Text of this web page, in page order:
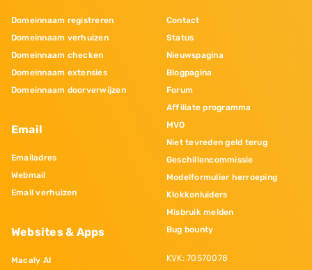
Domeinnaam registreren
Domeinnaam verhuizen
Domeinnaam checken
Domeinnaam extensies
Domeinnaam doorverwijzen
Email
Emailadres
Webmail
Email verhuizen
Websites & Apps
Macaly AI
Contact
Status
Nieuwspagina
Blogpagina
Forum
Affiliate programma
MVO
Niet tevreden geld terug
Geschillencommissie
Modelformulier herroeping
Klokkenluiders
Misbruik melden
Bug bounty
KVK: 70570078